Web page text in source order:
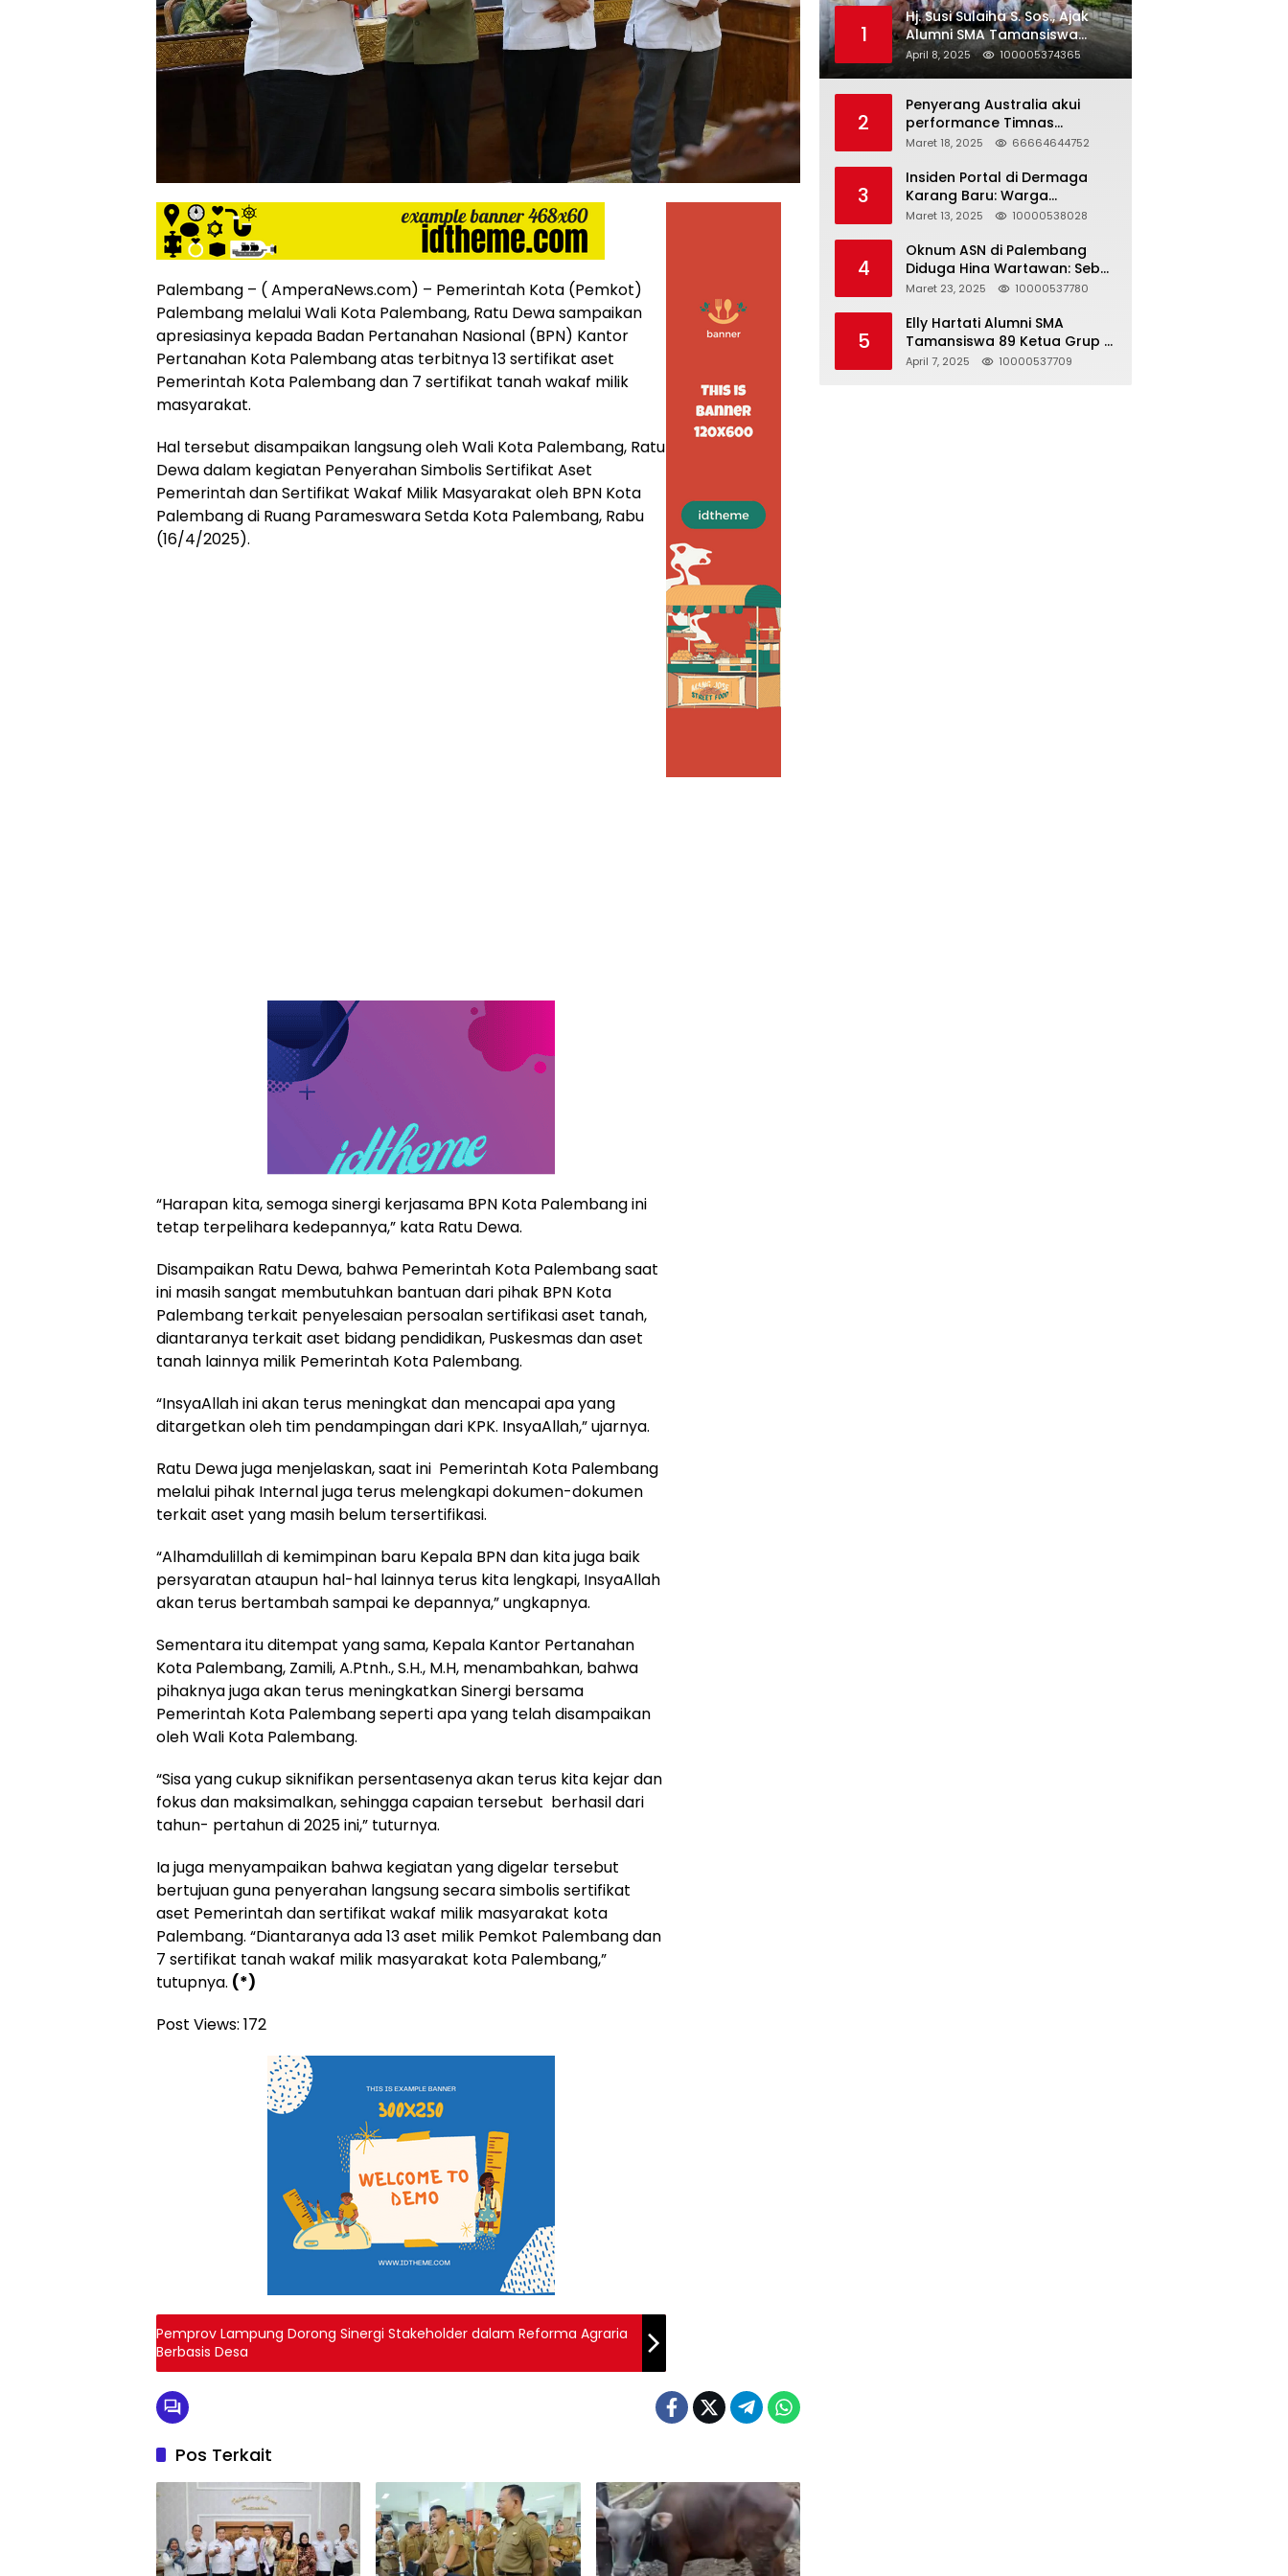
siber
lebih
eksklusif,
bergaya
hidup,
hiburan,
bebas
dari
narkoba
dan
berita
asusila
Media
Cetak
Online
News
Palembang – ( AmperaNews.com) – Pemerintah Kota (Pemkot)
Palembang melalui Wali Kota Palembang, Ratu Dewa sampaikan
apresiasinya kepada Badan Pertanahan Nasional (BPN) Kantor
Pertanahan Kota Palembang atas terbitnya 13 sertifikat aset
Pemerintah Kota Palembang dan 7 sertifikat tanah wakaf milik
masyarakat.
Hal tersebut disampaikan langsung oleh Wali Kota Palembang, Ratu
Dewa dalam kegiatan Penyerahan Simbolis Sertifikat Aset
Pemerintah dan Sertifikat Wakaf Milik Masyarakat oleh BPN Kota
Palembang di Ruang Parameswara Setda Kota Palembang, Rabu
(16/4/2025).
“Harapan kita, semoga sinergi kerjasama BPN Kota Palembang ini
tetap terpelihara kedepannya,” kata Ratu Dewa.
Disampaikan Ratu Dewa, bahwa Pemerintah Kota Palembang saat
ini masih sangat membutuhkan bantuan dari pihak BPN Kota
Palembang terkait penyelesaian persoalan sertifikasi aset tanah,
diantaranya terkait aset bidang pendidikan, Puskesmas dan aset
tanah lainnya milik Pemerintah Kota Palembang.
“InsyaAllah ini akan terus meningkat dan mencapai apa yang
ditargetkan oleh tim pendampingan dari KPK. InsyaAllah,” ujarnya.
Ratu Dewa juga menjelaskan, saat ini Pemerintah Kota Palembang
melalui pihak Internal juga terus melengkapi dokumen-dokumen
terkait aset yang masih belum tersertifikasi.
“Alhamdulillah di kemimpinan baru Kepala BPN dan kita juga baik
persyaratan ataupun hal-hal lainnya terus kita lengkapi, InsyaAllah
akan terus bertambah sampai ke depannya,” ungkapnya.
Sementara itu ditempat yang sama, Kepala Kantor Pertanahan
Kota Palembang, Zamili, A.Ptnh., S.H., M.H, menambahkan, bahwa
pihaknya juga akan terus meningkatkan Sinergi bersama
Pemerintah Kota Palembang seperti apa yang telah disampaikan
oleh Wali Kota Palembang.
“Sisa yang cukup siknifikan persentasenya akan terus kita kejar dan
fokus dan maksimalkan, sehingga capaian tersebut berhasil dari
tahun- pertahun di 2025 ini,” tuturnya.
Ia juga menyampaikan bahwa kegiatan yang digelar tersebut
bertujuan guna penyerahan langsung secara simbolis sertifikat
aset Pemerintah dan sertifikat wakaf milik masyarakat kota
Palembang. “Diantaranya ada 13 aset milik Pemkot Palembang dan
7 sertifikat tanah wakaf milik masyarakat kota Palembang,”
tutupnya. (*)
Post Views: 172
Pemprov Lampung Dorong Sinergi Stakeholder dalam Reforma Agraria
Berbasis Desa
Pos Terkait
1
Hj. Susi Sulaiha S. Sos., Ajak
Alumni SMA Tamansiswa
Palembang Angkatan 91 Halal
Bihalal
April 8, 2025 100005374365
2
Penyerang Australia akui
performance Timnas
Indonesia
Maret 18, 2025 66664644752
3
Insiden Portal di Dermaga
Karang Baru: Warga
Klarifikasi dan Kritik
Akurat
Maret 13, 2025 10000538028
4
Oknum ASN di Palembang
Diduga Hina Wartawan: Sebut
Profesi Jurnalis Hanya
Berujung Dugaan
Pelanggaran UU ITE!
Maret 23, 2025 10000537780
5
Elly Hartati Alumni SMA
Tamansiswa 89 Ketua Grup S
4 Laksanakan Giat
April 7, 2025 10000537709